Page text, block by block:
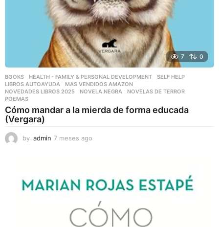
7 0
BOOKS ,HEALTH - FAMILY & PERSONAL DEVELOPMENT ,SELF HELP
LIBROS AUTOAYUDA
,MAS VENDIDOS AMAZON
NOVEDADES LIBROS 2025
,NOVELA NEGRA ,NOVELAS DE TERROR
POEMAS
Cómo mandar a la mierda de forma educada
(Vergara)
by admin 7 meses ago
s
a
o